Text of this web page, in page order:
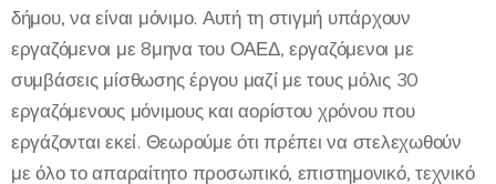
δήμου, να είναι μόνιμο. Αυτή τη στιγμή υπάρχουν
εργαζόμενοι με 8μηνα του ΟΑΕΔ, εργαζόμενοι με
συμβάσεις μίσθωσης έργου μαζί με τους μόλις 30
εργαζόμενους μόνιμους και αορίστου χρόνου που
εργάζονται εκεί. Θεωρούμε ότι πρέπει να στελεχωθούν
με όλο το απαραίτητο προσωπικό, επιστημονικό, τεχνικό